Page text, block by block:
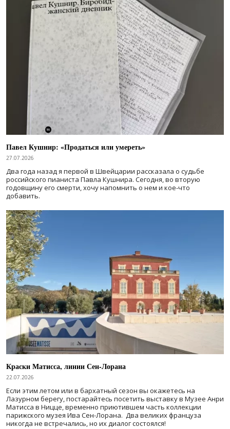
Павел Кушнир: «Продаться или умереть»
27.07.2026
Два года назад я первой в Швейцарии рассказала о судьбе
российского пианиста Павла Кушнира. Сегодня, во вторую
годовщину его смерти, хочу напомнить о нем и кое-что
добавить.
Краски Матисса, линии Сен-Лорана
22.07.2026
Если этим летом или в бархатный сезон вы окажетесь на
Лазурном берегу, постарайтесь посетить выставку в Музее Анри
Матисса в Ницце, временно приютившем часть коллекции
парижского музея Ива Сен-Лорана. Два великих француза
никогда не встречались, но их диалог состоялся!